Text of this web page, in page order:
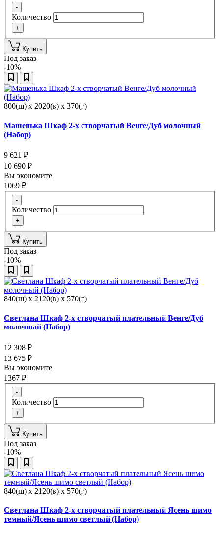
-
Количество
+
Купить
Под заказ
-10%
800(ш) x 2020(в) x 370(г)
Машенька Шкаф 2-х створчатый Венге/Дуб молочный
(Набор)
9 621 ₽
10 690 ₽
Вы экономите
1069 ₽
-
Количество
+
Купить
Под заказ
-10%
840(ш) x 2120(в) x 570(г)
Светлана Шкаф 2-х створчатый плательный Венге/Дуб
молочный (Набор)
12 308 ₽
13 675 ₽
Вы экономите
1367 ₽
-
Количество
+
Купить
Под заказ
-10%
840(ш) x 2120(в) x 570(г)
Светлана Шкаф 2-х створчатый плательный Ясень шимо
темный/Ясень шимо светлый (Набор)